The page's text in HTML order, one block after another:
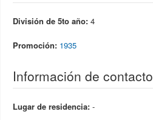
División de 5to año: 4
Promoción: 1935
Información de contacto
Lugar de residencia: -